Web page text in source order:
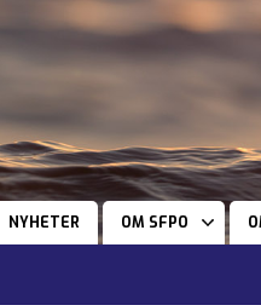
NYHETER OM SFPO